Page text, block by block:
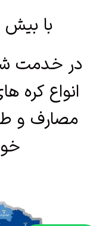
با بیش از 7 سال
در خدمت
انواع کره
مصارف و